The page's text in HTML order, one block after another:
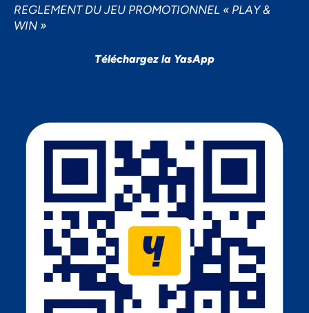
REGLEMENT DU JEU PROMOTIONNEL « PLAY &
WIN »
Téléchargez la YasApp